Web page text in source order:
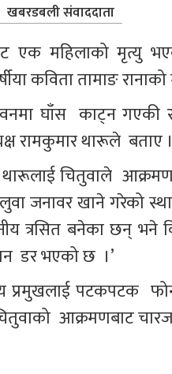
खबरडबली संवाददाता
एक महिलाको मृत्यु
कविता तामाङ
घाँस  काट्न गएकी
रामकुमार थारूले  बताए ।
चितुवाले
जनावर खाने गरेको
त्रसित बनेका छन् भने
डर भएको छ  ।’
प्रमुखलाई पटकपटक
आक्रमणबाट